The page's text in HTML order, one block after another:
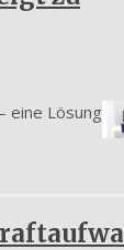
eine Lösung